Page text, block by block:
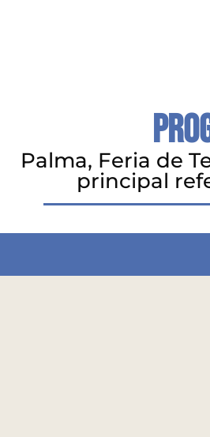
Palma, Feria de
principal